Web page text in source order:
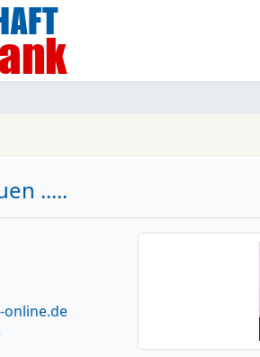
.....
online.de